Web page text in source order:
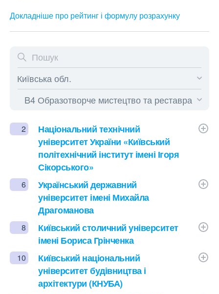
Докладніше про рейтинг і формулу розрахунку
2
Національний технічний
університет України «Київський
політехнічний інститут імені Ігоря
Сікорського»
6
Український державний
університет імені Михайла
Драгоманова
8
Київський столичний університет
імені Бориса Грінченка
10
Київський національний
університет будівництва і
архітектури (КНУБА)